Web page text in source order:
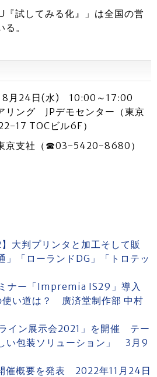
試してみる化』」は全国の営
。
8月24日(水) 10:00～17:00
リング JPデモセンター（東京
17 TOCビル6F）
京支社（☎03-5420-8680）
大判プリンタと加工そして販
「ローランドDG」「トロテッ
ナー「Impremia IS29」導入
使い道は？ 廣済堂制作部 中村
イン展示会2021」を開催 テー
い包装ソリューション」 3月9
催概要を発表 2022年11月24日